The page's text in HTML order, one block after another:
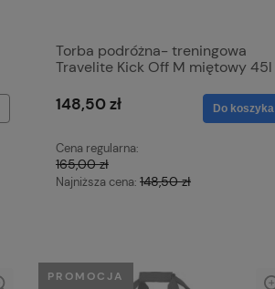
Torba podróżna- treningowa
Travelite Kick Off M miętowy 45l
148,50 zł
Cena regularna:
165,00 zł
Najniższa cena: 148,50 zł
Do koszyka
PROMOCJA